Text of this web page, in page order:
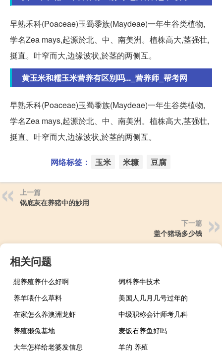
早熟禾科(Poaceae)玉蜀黍族(Maydeae)一年生谷类植物,
学名Zea mays,起源於北、中、南美洲。植株高大,茎强壮,
挺直。叶窄而大,边缘波状,於茎的两侧互。
黄玉米和糯玉米营养有区别吗..._营养师_帮考网
早熟禾科(Poaceae)玉蜀黍族(Maydeae)一年生谷类植物,
学名Zea mays,起源於北、中、南美洲。植株高大,茎强壮,
挺直。叶窄而大,边缘波状,於茎的两侧互。
网络标签： 玉米 米糠 豆腐
上一篇
锅底灰在养猪中的妙用
下一篇
盖个猪场多少钱
相关问题
想养殖养什么好啊
饲料养牛技术
养羊喂什么草料
美国人几月几号过年的
在家怎么养澳洲龙虾
中级职称会计师考几科
养殖獭兔基地
麦饭石养鱼好吗
大年怎样给老婆发信息
羊的 养殖